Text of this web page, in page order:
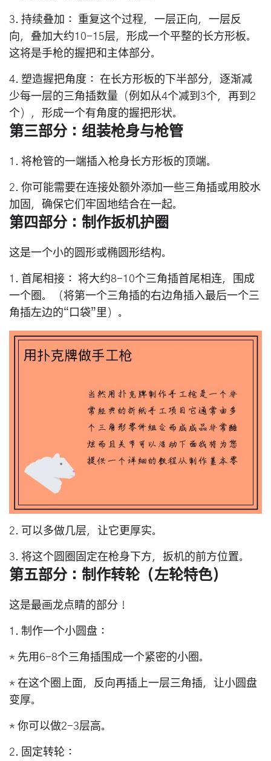
3. 持续叠加：
重复这个过程，一层正向，一层反
向，叠加大约10-15层，形成一个平整的长方形板。
这将是手枪的握把和主体部分。
4. 塑造握把角度：
在长方形板的下半部分，逐渐减
少每一层的三角插数量（例如从4个减到3个，再到2
个），形成一个有角度的握把形状。
第三部分：组装枪身与枪管
1. 将枪管的一端插入枪身长方形板的顶端。
2. 你可能需要在连接处额外添加一些三角插或用胶水
加固，确保它们牢固地结合在一起。
第四部分：制作扳机护圈
这是一个小的圆形或椭圆形结构。
1. 首尾相接：
将大约8-10个三角插首尾相连，围成
一个圈。（将第一个三角插的右边角插入最后一个三
角插左边的“口袋”里）。
2. 可以多做几层，让它更厚实。
3. 将这个圆圈固定在枪身下方，扳机的前方位置。
第五部分：制作转轮（左轮特色）
这是最画龙点睛的部分！
1. 制作一个小圆盘：
* 先用6-8个三角插围成一个紧密的小圈。
* 在这个圈上面，反向再插上一层三角插，让小圆盘
变厚。
* 你可以做2-3层高。
2. 固定转轮：